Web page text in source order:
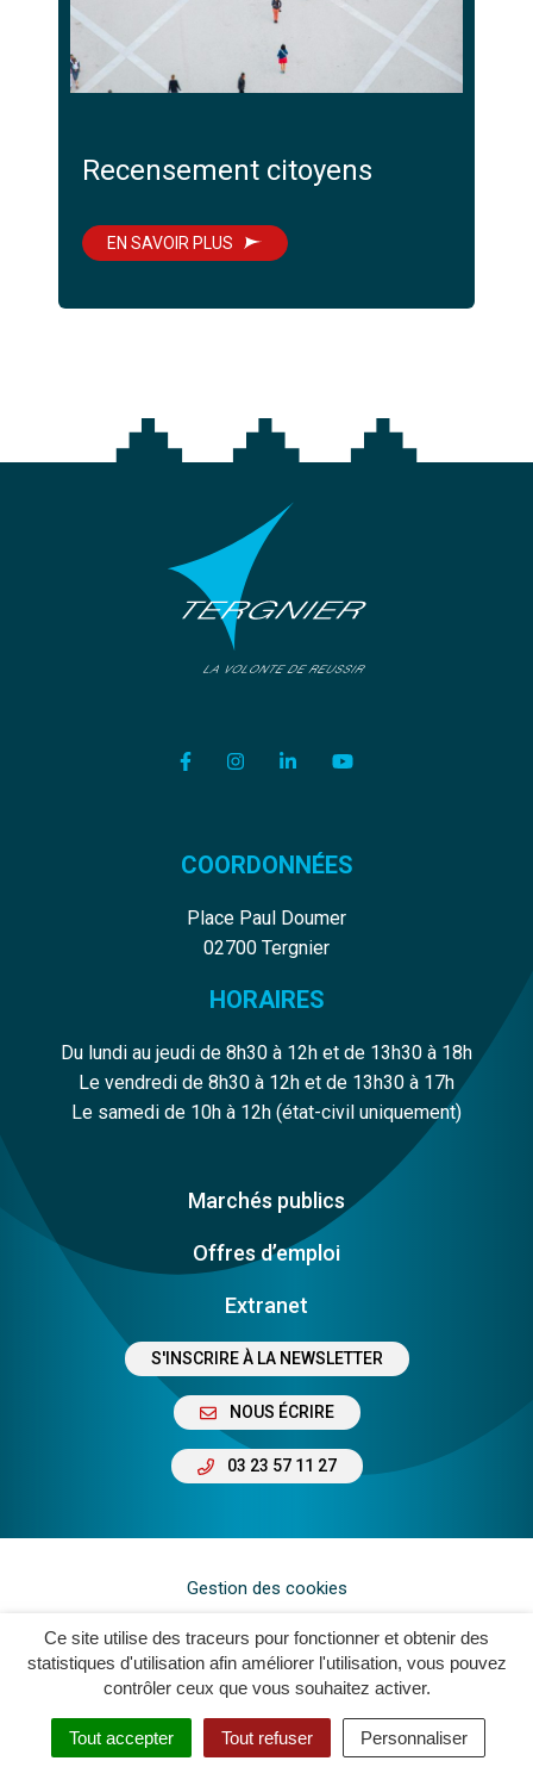
Ce site utilise des traceurs pour fonctionner et obtenir des
statistiques d'utilisation afin améliorer l'utilisation, vous pouvez
contrôler ceux que vous souhaitez activer.
Tout accepter Tout refuser Personnaliser
Recensement citoyens
EN SAVOIR PLUS
Lien vers le compte Facebook
Lien vers le compte Instagram
Lien vers le compte
Lien vers la chaîne
COORDONNÉES
Place Paul Doumer
02700 Tergnier
HORAIRES
Du lundi au jeudi de 8h30 à 12h et de 13h30 à 18h
Le vendredi de 8h30 à 12h et de 13h30 à 17h
Le samedi de 10h à 12h (état-civil uniquement)
Marchés publics
Offres d’emploi
Extranet
S'INSCRIRE À LA NEWSLETTER
NOUS ÉCRIRE
03 23 57 11 27
Gestion des cookies
Plan du site
Mentions légales
Crédits
Accessibilité : Non Conforme